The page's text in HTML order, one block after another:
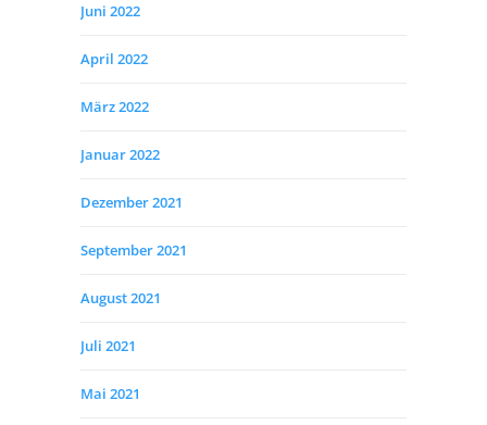
Juni 2022
April 2022
März 2022
Januar 2022
Dezember 2021
September 2021
August 2021
Juli 2021
Mai 2021